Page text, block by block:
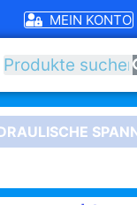
MEIN KONTO